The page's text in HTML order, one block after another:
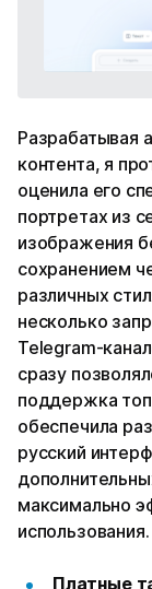
Разрабатывая
контента, я
оценила его
портретах из
изображения
сохранением
различных
несколько
Telegram-
сразу
поддержка
обеспечила
русский
максимально
использования.​
Платные